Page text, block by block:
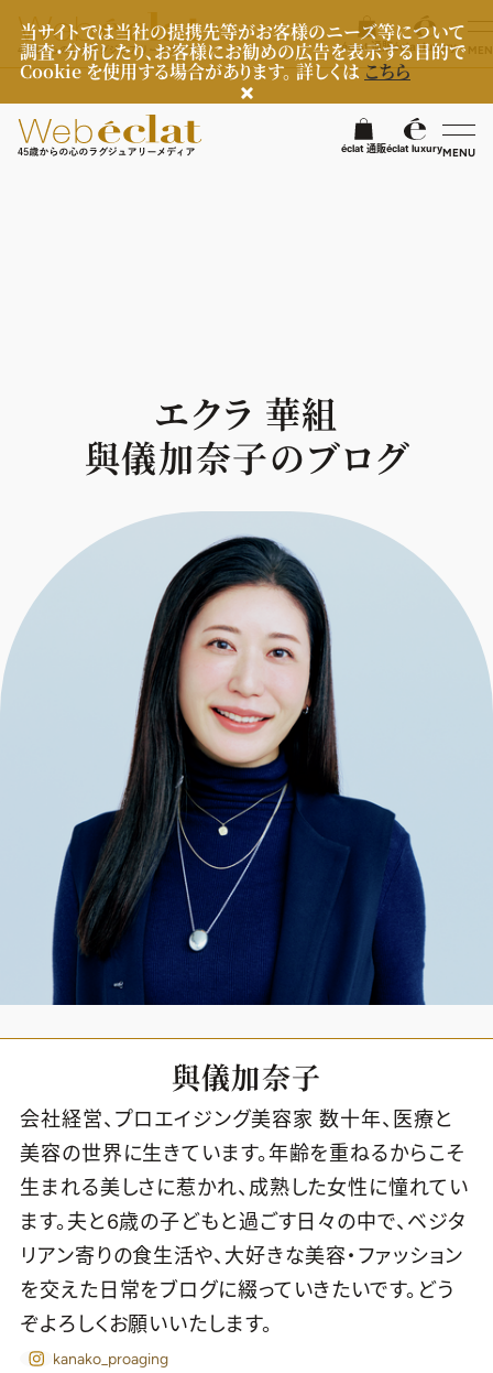
当サイトでは当社の提携先等がお客様のニーズ等について
調査・分析したり、お客様にお勧めの広告を表示する目的で
Cookie を使用する場合があります。 詳しくはこちら
éclat 通販éclat luxuryMENU検
50代なに着てる？
ファッション特集
50代ベストコスメ
ヘルスケアTOPICS
ストレッチ・エクササイズ
ダイエット
50代健康のお悩み
ライフスタイル
住まい
旅行＆グルメ
50代のお悩み
エクラ 華組メンバー一覧
エクラ 華組ランキング
チームJマダム
チームJマダムメンバー一覧
チームJマダムランキング
チームJマダム特集
編集長コラム
あら、素敵☆ 手帖
占い
イヴルルド遙華の12星座占い
スペシャル占い
試し読み
エクラプレミアムNEWS
通販ランキング
デジタルカタログ
エクラプレミアム通販
from編集部
インフォメーション
プレゼント
MAGAZINE
éclat 通販éclat luxury
エクラ 華組
與儀加奈子のブログ
與儀加奈子
会社経営、プロエイジング美容家 数十年、医療と
美容の世界に生きています。年齢を重ねるからこそ
生まれる美しさに惹かれ、成熟した女性に憧れてい
ます。夫と6歳の子どもと過ごす日々の中で、ベジタ
リアン寄りの食生活や、大好きな美容・ファッション
を交えた日常をブログに綴っていきたいです。どう
ぞよろしくお願いいたします。
kanako_proaging